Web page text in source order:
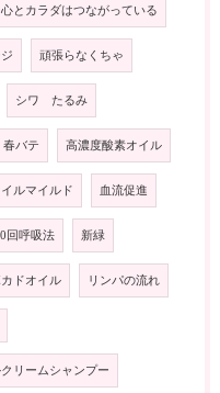
心とカラダはつながっている
頑張らなくちゃ
シワ たるみ
春バテ 高濃度酸素オイル
ルマイルド 血流促進
回呼吸法 新緑
ドオイル リンパの流れ
リームシャンプー